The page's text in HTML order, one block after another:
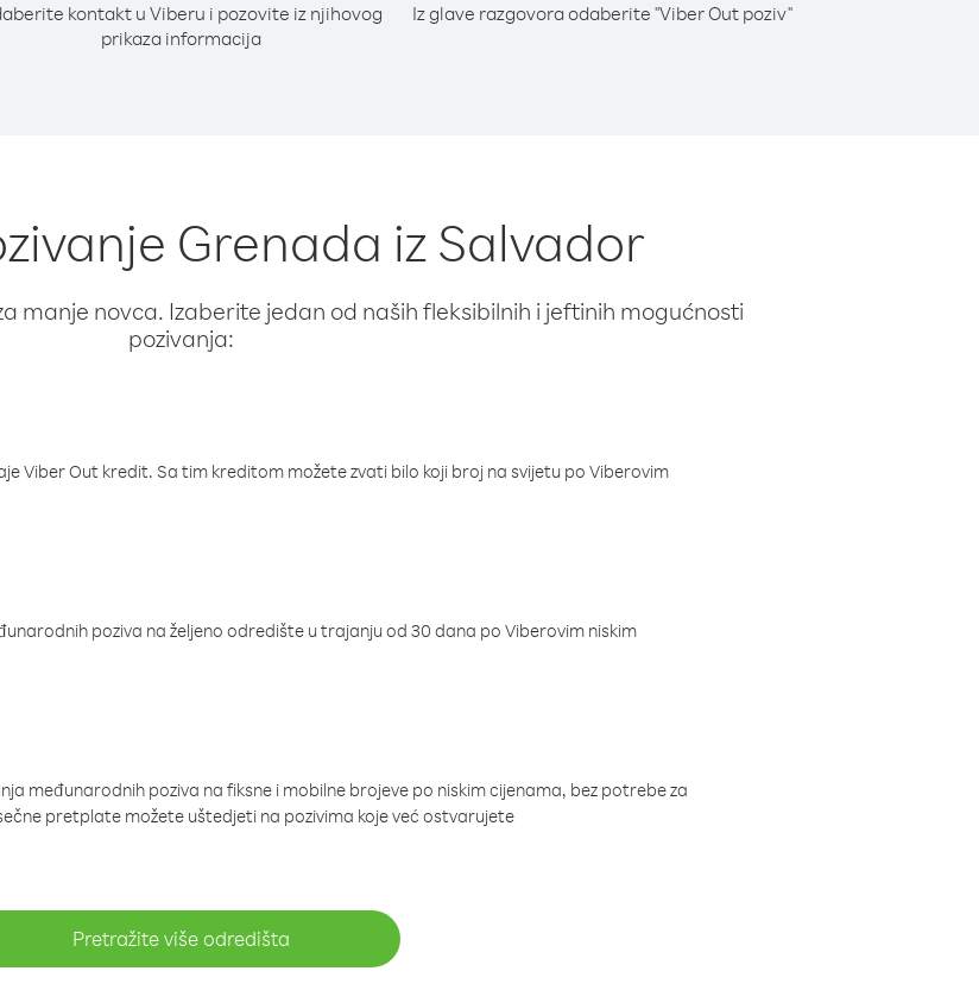
kontakt u Viberu i pozovite iz njihovog
prikaza informacija
Iz glave razgovora odaberite "Viber Out poziv"
Grenada iz Salvador
manje novca. Izaberite jedan od naših fleksibilnih i jeftinih mogućnosti
pozivanja:
Viber Out kredit. Sa tim kreditom možete zvati bilo koji broj na svijetu po Viberovim
poziva na željeno odredište u trajanju od 30 dana po Viberovim niskim
međunarodnih poziva na fiksne i mobilne brojeve po niskim cijenama, bez potrebe za
pretplate možete uštedjeti na pozivima koje već ostvarujete
Pretražite više odredišta